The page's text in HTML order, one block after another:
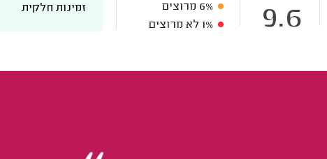
9.6
6% מרוצים
1% לא מרוצים
זמינות חלקית